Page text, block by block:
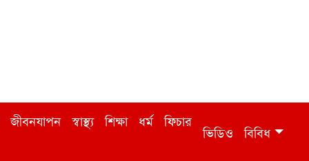
জীবনযাপন স্বাস্থ্য শিক্ষা ধর্ম ফিচার
ভিডিও বিবিধ